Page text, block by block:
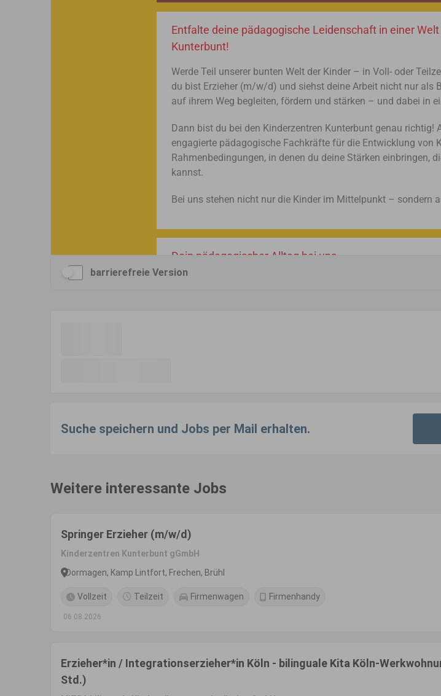
barrierefreie Version
Suche speichern und Jobs per Mail erhalten.
Weitere interessante Jobs
Springer Erzieher (m/w/d)
Kinderzentren Kunterbunt gGmbH
Dormagen, Kamp Lintfort, Frechen, Brühl
Vollzeit Teilzeit Firmenwagen Firmenhandy
06.08.2026
Erzieher*in / Integrationserzieher*in Köln - bilinguale Kita Köln-
Std.)